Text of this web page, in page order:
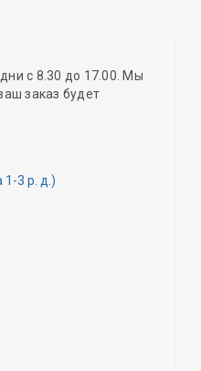
с 8.30 до 17.00. Мы
заказ будет
1-3 р. д.)